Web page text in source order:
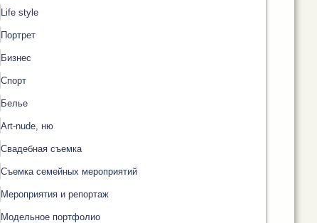
Life style
Портрет
Бизнес
Спорт
Белье
Art-nude, ню
Свадебная съемка
Съемка семейных мероприятий
Мероприятия и репортаж
Модельное портфолио